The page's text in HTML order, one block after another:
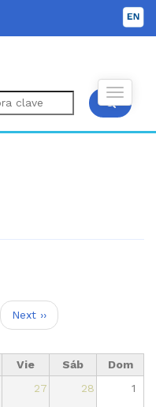
Next ››
Vie Sáb
Dom
27 28 1